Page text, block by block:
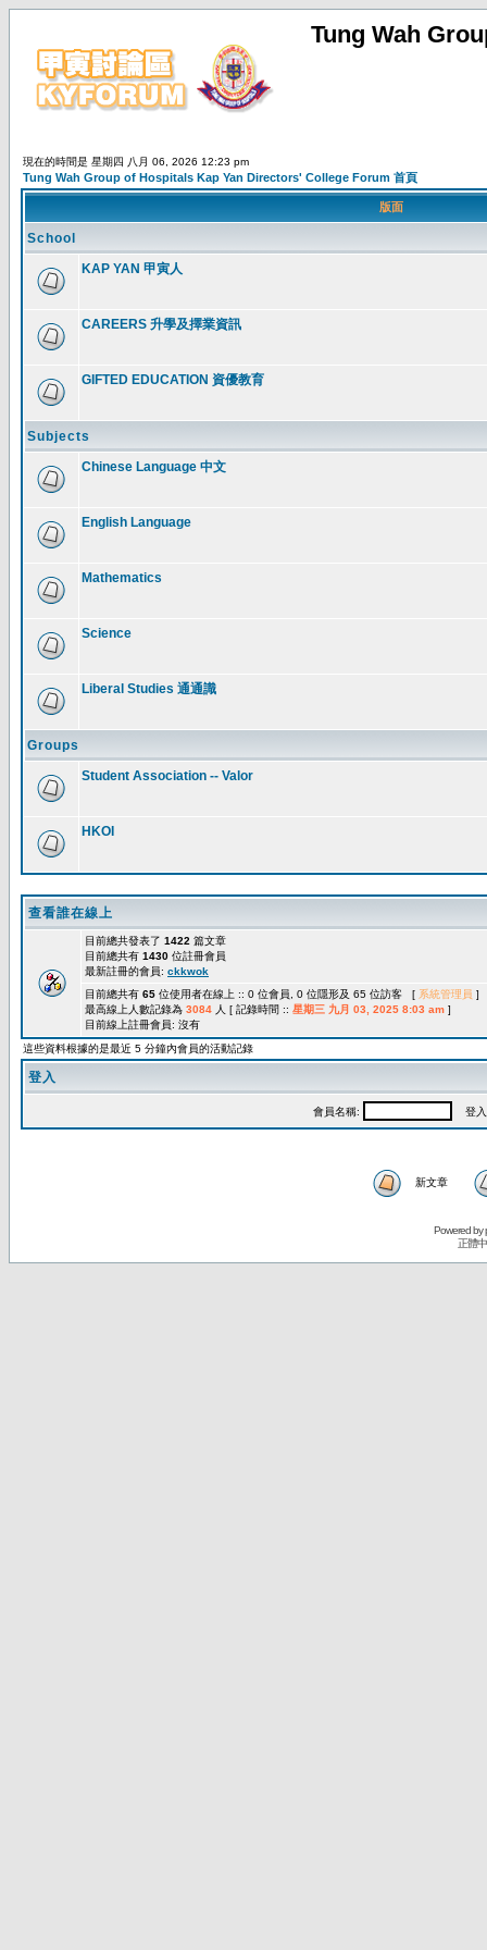
Tung Wah
現在的時間是 星期四 八月 06, 2026 12:23 pm
Tung Wah Group of Hospitals Kap Yan Directors' College Forum 首頁
版面
School
KAP YAN 甲寅人
CAREERS 升學及擇業資訊
GIFTED EDUCATION 資優教育
Subjects
Chinese Language 中文
English Language
Mathematics
Science
Liberal Studies 通通識
Groups
Student Association -- Valor
HKOI
查看誰在線上
目前總共發表了 1422 篇文章
目前總共有 1430 位註冊會員
最新註冊的會員: ckkwok
目前總共有 65 位使用者在線上 :: 0 位會員, 0 位隱形及 65 位訪客 [ 系統管理員 ]
最高線上人數記錄為 3084 人 [ 記錄時間 :: 星期三 九月 03, 2025 8:03 am ]
目前線上註冊會員: 沒有
這些資料根據的是最近 5 分鐘內會員的活動記錄
登入
會員名稱: 登入
新文章
Powered by
正體